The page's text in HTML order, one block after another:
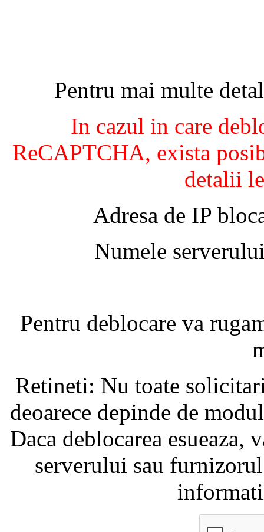
Pentru mai multe
In cazul in care
ReCAPTCHA, exista
detalii
Adresa de IP
Numele
Pentru deblocare va
Retineti: Nu toate
deoarece depinde de
Daca deblocarea
serverului sau